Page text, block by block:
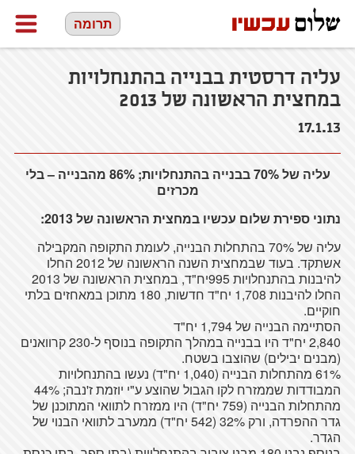
תרומה
עליה דרסטית בבנייה בהתנחלויות
במחצית הראשונה של 2013
17.1.13
עליה של70% בבנייה בהתנחלויות; 86% מהבנייה – בלי
מכרזים
נתוני ספירתשלום עכשיו במחצית הראשונה של2013:
עליה של70% בהתחלות הבנייה, לעומת התקופה המקבילה
אשתקד. בעוד שבמחצית השנה הראשונה של2012
החלו
להיבנות בהתנחלויות995 יח"ד, במחצית הראשונה של2013
החלו להיבנות1,708 יח"ד חדשות, 180 מתוכן במאחזים בלתי
חוקיים.
הסתיימה הבנייה של1,794 יח"ד
2,840 יח"ד היו בבנייה במהלך התקופה בנוסף ל-230
קרוואנים
(מבנים יבילים) שהוצבו בשטח.
61% מהתחלות הבנייה (1,040 יח"ד) נעשו בהתנחלויות
המבודדות שממזרח לקו הגבול שהוצעע"י יוזמתז'נבה; 44%
מהתחלות הבנייה (759 יח"ד) היו ממזרח לתוואי המתוכנן של
גדר ההפרדה, ורק 32% (542 יח"ד) ממערבלתוואי הבנוי של
הגדר.